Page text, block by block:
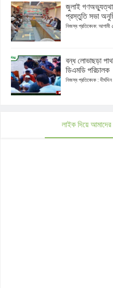
জুলাই
প্রস্তুতি সভা
নিজস্ব প্রতিবেদক:
বন্ধ লোভাছড়া
ডিএমডি পরিচালক
নিজস্ব প্রতিবেদক :
লাইক দিয়ে